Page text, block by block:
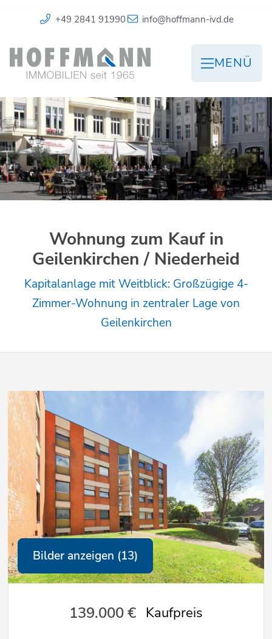
+49 2841 91990 info@hoffmann-ivd.de
MENÜ
Wohnung zum Kauf in
Geilenkirchen / Niederheid
Kapitalanlage mit Weitblick: Großzügige 4-
Zimmer-Wohnung in zentraler Lage von
Geilenkirchen
Bilder anzeigen (13)
139.000 € Kaufpreis